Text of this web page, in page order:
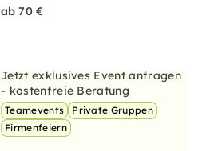
ab 70 €
Jetzt exklusives Event anfragen
- kostenfreie Beratung
Teamevents
Private Gruppen
Firmenfeiern